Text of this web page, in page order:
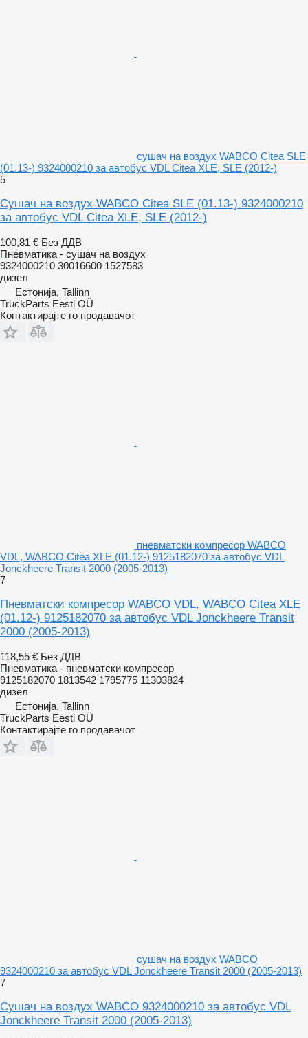
сушач на воздух WABCO Citea SLE
(01.13-) 9324000210 за автобус VDL Citea XLE, SLE (2012-)
5
Сушач на воздух WABCO Citea SLE (01.13-) 9324000210
за автобус VDL Citea XLE, SLE (2012-)
100,81 € Без ДДВ
Пневматика - сушач на воздух
9324000210 30016600 1527583
дизел
Естонија, Tallinn
TruckParts Eesti OÜ
Контактирајте го продавачот
пневматски компресор WABCO
VDL, WABCO Citea XLE (01.12-) 9125182070 за автобус VDL
Jonckheere Transit 2000 (2005-2013)
7
Пневматски компресор WABCO VDL, WABCO Citea XLE
(01.12-) 9125182070 за автобус VDL Jonckheere Transit
2000 (2005-2013)
118,55 € Без ДДВ
Пневматика - пневматски компресор
9125182070 1813542 1795775 11303824
дизел
Естонија, Tallinn
TruckParts Eesti OÜ
Контактирајте го продавачот
сушач на воздух WABCO
9324000210 за автобус VDL Jonckheere Transit 2000 (2005-2013)
7
Сушач на воздух WABCO 9324000210 за автобус VDL
Jonckheere Transit 2000 (2005-2013)